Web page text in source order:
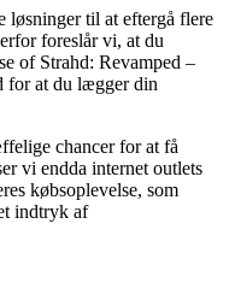
til at eftergå flere
foreslår vi, at du
of Strahd: Revamped –
for at du lægger din
chancer for at få
vi endda internet outlets
købsoplevelse, som
indtryk af